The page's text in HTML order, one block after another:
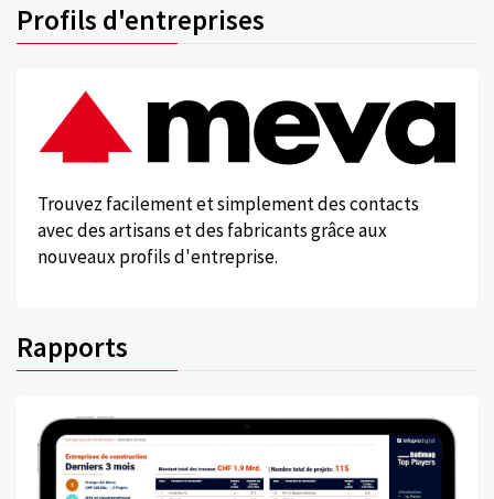
Profils d'entreprises
Trouvez facilement et simplement des contacts
avec des artisans et des fabricants grâce aux
nouveaux profils d'entreprise.
Rapports